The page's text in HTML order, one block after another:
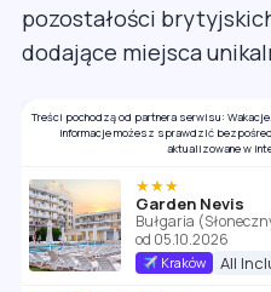
pozostałości
dodające miejsca
Treści pochodzą od partnera serwisu:
informacje możesz sprawdzić
aktualizowane w
★★★
Garden Nevis
Bułgaria
od 05.10.2026
Kraków All